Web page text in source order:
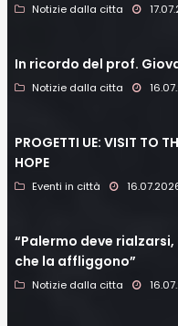
Notizie dalla citta
In ricordo del prof.
Notizie dalla citta
PROGETTI UE: VISIT TO
HOPE
Eventi in città
“Palermo deve
che la affliggono”
Notizie dalla citta